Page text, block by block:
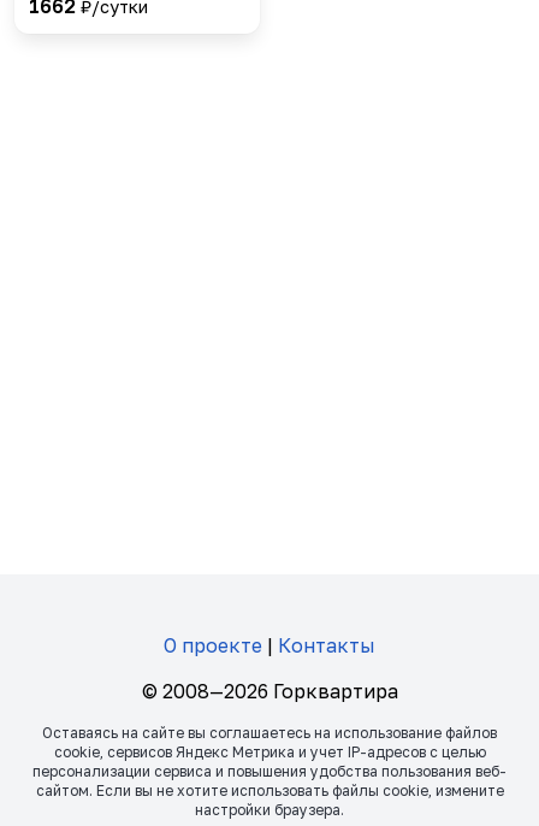
1662 ₽/сутки
О проекте | Контакты
© 2008—2026 Горквартира
Оставаясь на сайте вы соглашаетесь на использование файлов
сookie, сервисов Яндекс Метрика и учет IP-адресов с целью
персонализации сервиса и повышения удобства пользования веб-
сайтом. Если вы не хотите использовать файлы сookie, измените
настройки браузера.